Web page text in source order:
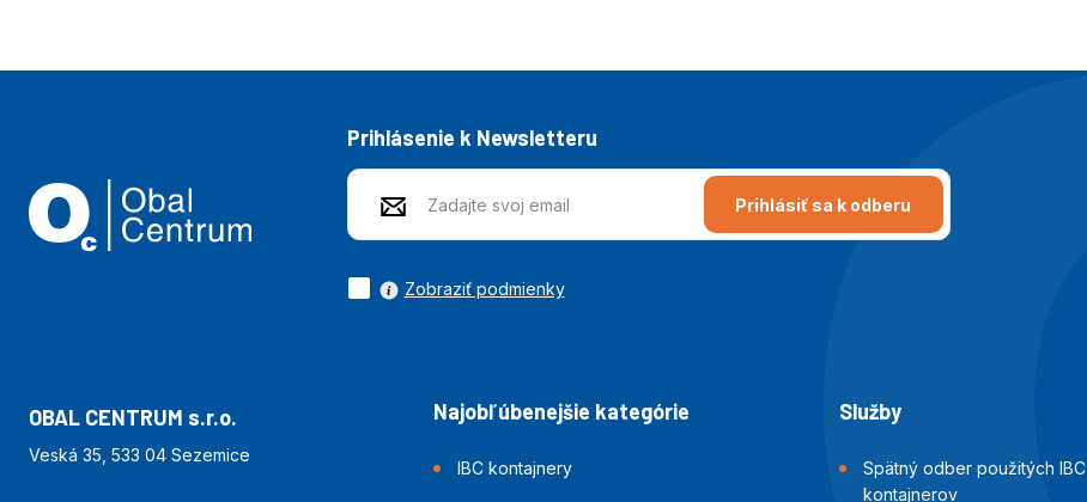
Prihlásenie k Newsletteru
Prihlásiť sa k odberu
Zobraziť podmienky
OBAL CENTRUM s.r.o.
Veská 35, 533 04 Sezemice
Najobľúbenejšie kategórie
IBC kontajnery
Služby
Spätný odber použitých IBC
kontajnerov